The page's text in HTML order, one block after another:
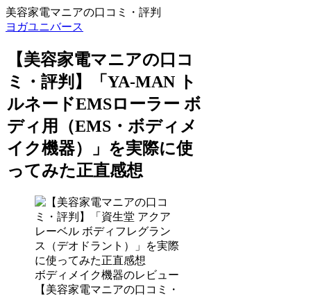
美容家電マニアの口コミ・評判
ヨガユニバース
【美容家電マニアの口コ
ミ・評判】「YA-MAN ト
ルネードEMSローラー ボ
ディ用（EMS・ボディメ
イク機器）」を実際に使
ってみた正直感想
ボディメイク機器のレビュー
【美容家電マニアの口コミ・